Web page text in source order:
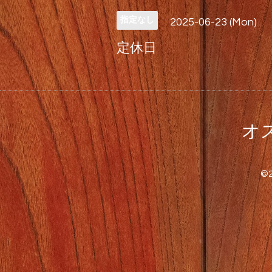
2025-06-23 (Mon)
定休日
オ